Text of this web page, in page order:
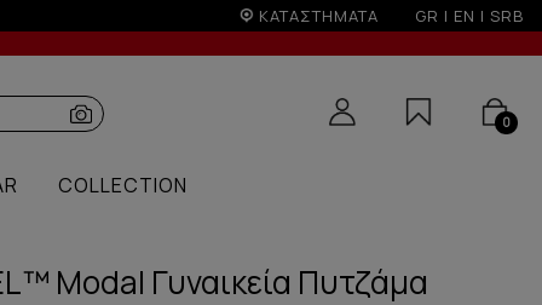
ΚΑΤΑΣΤΗΜΑΤΑ GR | EN | SRB
0
COLLECTION
Modal Γυναικεία Πυτζάμα